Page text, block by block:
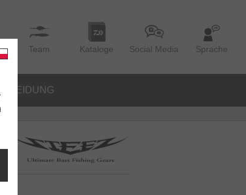
Team Kataloge Social Media Sprache